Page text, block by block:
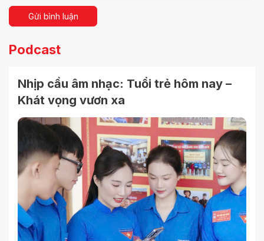
Gửi bình luận
Podcast
Nhịp cầu âm nhạc: Tuổi trẻ hôm nay –
Khát vọng vươn xa